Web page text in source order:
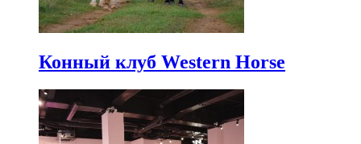
Конный клуб Western Horse